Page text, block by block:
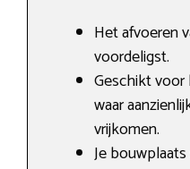
Het afvoeren
voordeligst.
Geschikt
waar
vrijkomen.
Je